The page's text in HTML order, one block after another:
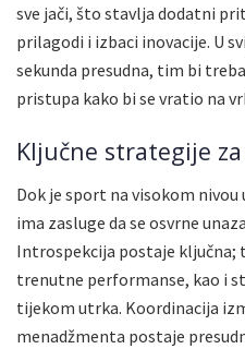
sve jači, što stavlja dodatni
prilagodi i izbaci inovacije. U
sekunda presudna, tim bi
pristupa kako bi se vratio na
Ključne strategije
Dok je sport na visokom
ima zasluge da se osvrne
Introspekcija postaje
trenutne performanse, kao i
tijekom utrka. Koordinacija
menadžmenta postaje